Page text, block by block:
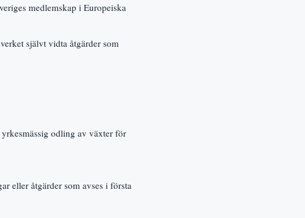
medlemskap i Europeiska
självt vidta åtgärder som
odling av växter för
eller åtgärder som avses i första